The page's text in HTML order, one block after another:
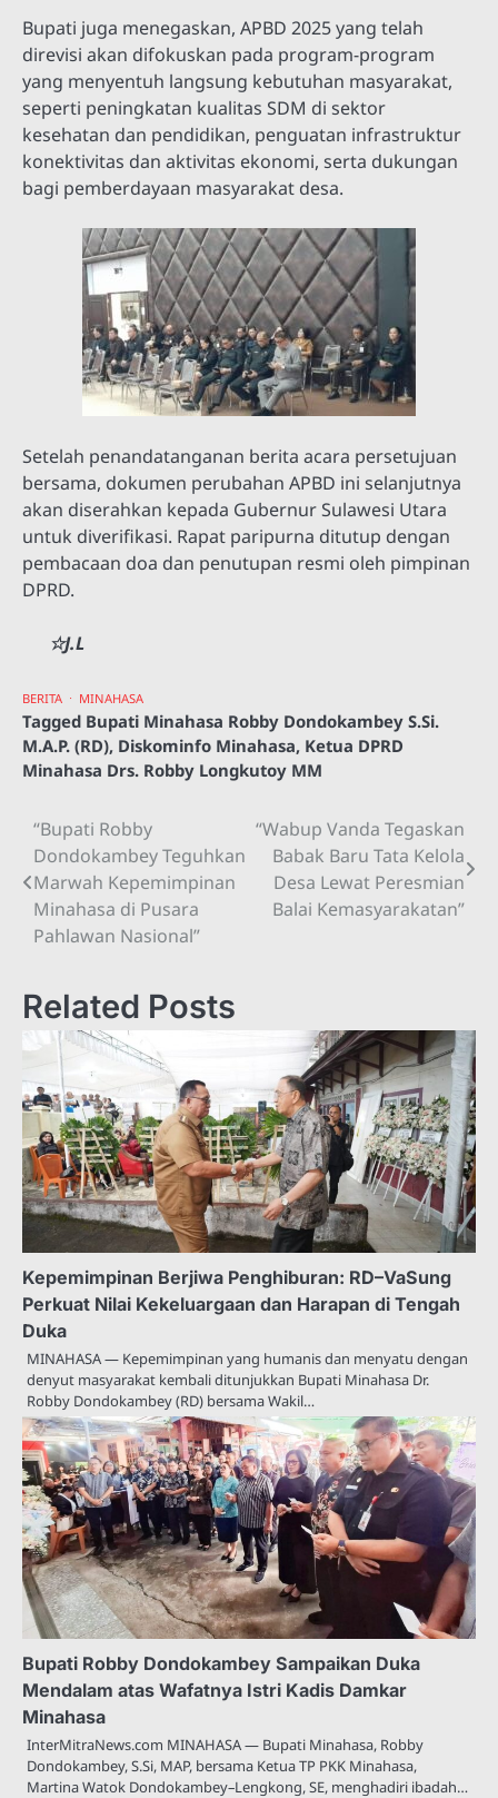
Bupati juga menegaskan, APBD 2025 yang telah
direvisi akan difokuskan pada program-program
yang menyentuh langsung kebutuhan masyarakat,
seperti peningkatan kualitas SDM di sektor
kesehatan dan pendidikan, penguatan infrastruktur
konektivitas dan aktivitas ekonomi, serta dukungan
bagi pemberdayaan masyarakat desa.
Setelah penandatanganan berita acara persetujuan
bersama, dokumen perubahan APBD ini selanjutnya
akan diserahkan kepada Gubernur Sulawesi Utara
untuk diverifikasi. Rapat paripurna ditutup dengan
pembacaan doa dan penutupan resmi oleh pimpinan
DPRD.
☆J.L
BERITA MINAHASA
Tagged Bupati Minahasa Robby Dondokambey S.Si.
M.A.P. (RD), Diskominfo Minahasa, Ketua DPRD
Minahasa Drs. Robby Longkutoy MM
Navigasi
pos
“Bupati Robby
Dondokambey Teguhkan
Marwah Kepemimpinan
Minahasa di Pusara
Pahlawan Nasional”
“Wabup Vanda Tegaskan
Babak Baru Tata Kelola
Desa Lewat Peresmian
Balai Kemasyarakatan”
Related Posts
Kepemimpinan Berjiwa Penghiburan: RD–VaSung
Perkuat Nilai Kekeluargaan dan Harapan di Tengah
Duka
MINAHASA — Kepemimpinan yang humanis dan menyatu dengan
denyut masyarakat kembali ditunjukkan Bupati Minahasa Dr.
Robby Dondokambey (RD) bersama Wakil…
Bupati Robby Dondokambey Sampaikan Duka
Mendalam atas Wafatnya Istri Kadis Damkar
Minahasa
InterMitraNews.com MINAHASA — Bupati Minahasa, Robby
Dondokambey, S.Si, MAP, bersama Ketua TP PKK Minahasa,
Martina Watok Dondokambey–Lengkong, SE, menghadiri ibadah…